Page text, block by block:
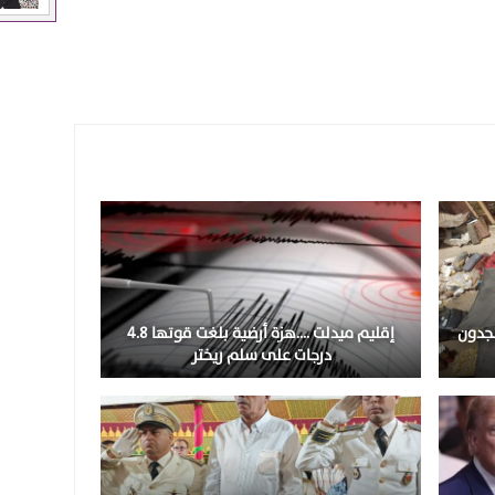
إقليم ميدلت ….هزة أرضية بلغت قوتها 4.8
درجات على سلم ريختر